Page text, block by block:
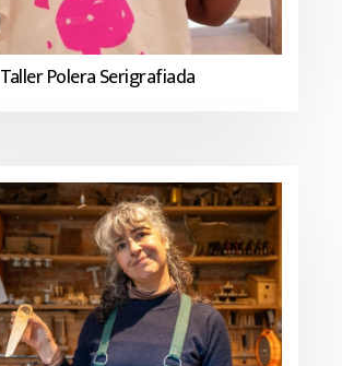
Taller Polera Serigrafiada